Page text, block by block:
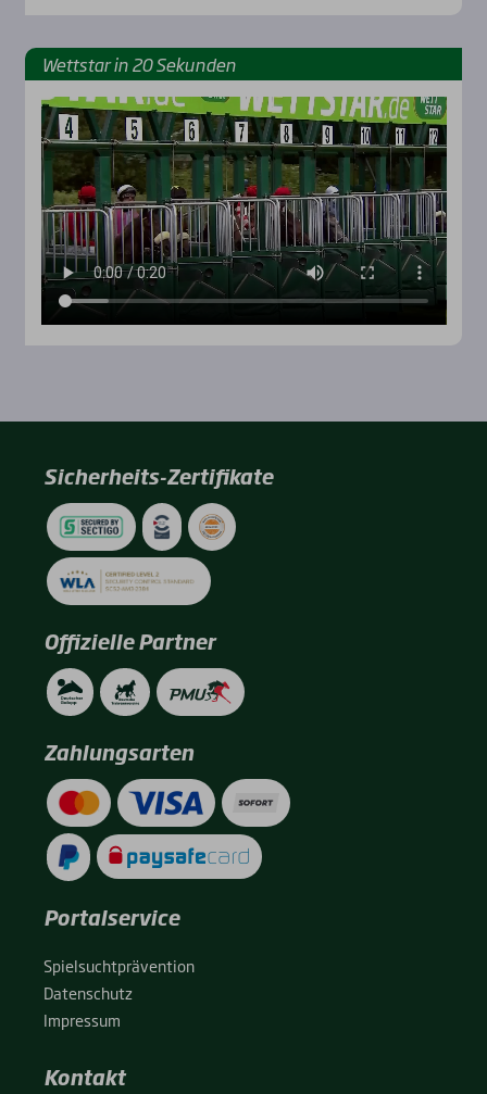
Wett­star in 20 Sekun­den
Sicherheits-Zertifikate
Offizielle Partner
Zahlungsarten
Portalservice
Spiel­sucht­prä­ven­ti­on
Daten­schutz
Impres­sum
Kontakt